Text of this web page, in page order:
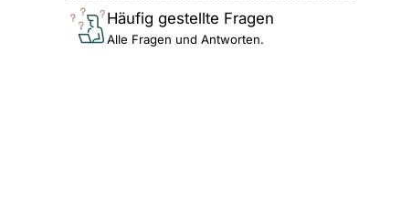
Häufig gestellte Fragen
Alle Fragen und Antworten.